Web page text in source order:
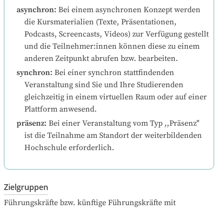
asynchron: Bei einem asynchronen Konzept werden
die Kursmaterialien (Texte, Präsentationen,
Podcasts, Screencasts, Videos) zur Verfügung gestellt
und die Teilnehmer:innen können diese zu einem
anderen Zeitpunkt abrufen bzw. bearbeiten.
synchron: Bei einer synchron stattfindenden
Veranstaltung sind Sie und Ihre Studierenden
gleichzeitig in einem virtuellen Raum oder auf einer
Plattform anwesend.
präsenz: Bei einer Veranstaltung vom Typ ,,Präsenz"
ist die Teilnahme am Standort der weiterbildenden
Hochschule erforderlich.
Zielgruppen
Führungskräfte bzw. künftige Führungskräfte mit